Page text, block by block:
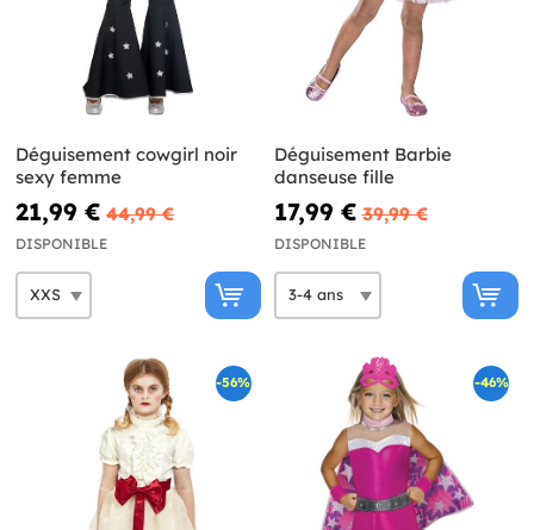
Déguisement cowgirl noir
sexy femme
21,99 € 44,99 €
DISPONIBLE
Déguisement Barbie
danseuse fille
17,99 € 39,99 €
DISPONIBLE
-56% -46%